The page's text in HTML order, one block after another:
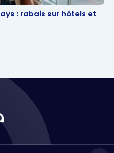
: rabais sur hôtels et
: rabais sur hôtels et